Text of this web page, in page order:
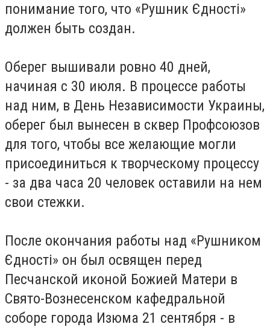
понимание того, что «Рушник Єдності»
должен быть создан.
Оберег вышивали ровно 40 дней,
начиная с 30 июля. В процессе работы
над ним, в День Независимости Украины,
оберег был вынесен в сквер Профсоюзов
для того, чтобы все желающие могли
присоединиться к творческому процессу
- за два часа 20 человек оставили на нем
свои стежки.
После окончания работы над «Рушником
Єдності» он был освящен перед
Песчанской иконой Божией Матери в
Свято-Вознесенском кафедральной
соборе города Изюма 21 сентября - в